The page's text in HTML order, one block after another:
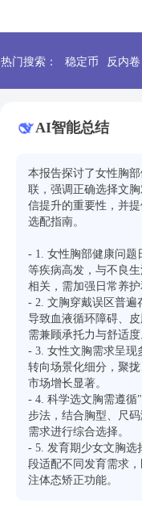
热门搜索： 稳定币 反内卷
AI智能总结
本报告探讨了女性胸
联，强调正确选择文
信提升的重要性，并
选配指南。
- 1. 女性胸部健康问题
等疾病高发，与不良
相关，需加强日常养护
- 2. 文胸穿戴误区普遍
导致血液循环障碍、
需兼顾承托力与舒适度
- 3. 女性文胸需求呈现
转向场景化细分，聚
市场增长显著。
- 4. 科学选文胸需遵
步法，结合胸型、尺
需求进行综合选择。
- 5. 发育期少女文胸选
段适配不同发育需求
注体态矫正功能。